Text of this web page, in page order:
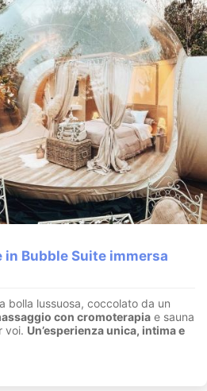
Bubble Suite immersa
bolla lussuosa, coccolato da un
con cromoterapia e sauna
voi. Un’esperienza unica, intima e